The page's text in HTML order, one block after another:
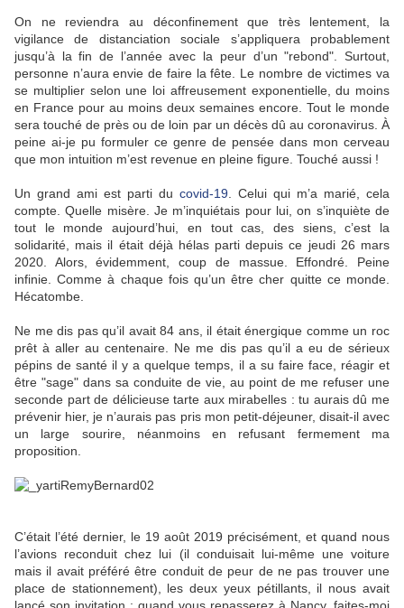
On ne reviendra au déconfinement que très lentement, la
vigilance de distanciation sociale s’appliquera probablement
jusqu’à la fin de l’année avec la peur d’un "rebond". Surtout,
personne n’aura envie de faire la fête. Le nombre de victimes va
se multiplier selon une loi affreusement exponentielle, du moins
en France pour au moins deux semaines encore. Tout le monde
sera touché de près ou de loin par un décès dû au coronavirus. À
peine ai-je pu formuler ce genre de pensée dans mon cerveau
que mon intuition m’est revenue en pleine figure. Touché aussi !
Un grand ami est parti du covid-19 . Celui qui m’a marié, cela
compte. Quelle misère. Je m’inquiétais pour lui, on s’inquiète de
tout le monde aujourd’hui, en tout cas, des siens, c’est la
solidarité, mais il était déjà hélas parti depuis ce jeudi 26 mars
2020. Alors, évidemment, coup de massue. Effondré. Peine
infinie. Comme à chaque fois qu’un être cher quitte ce monde.
Hécatombe.
Ne me dis pas qu’il avait 84 ans, il était énergique comme un roc
prêt à aller au centenaire. Ne me dis pas qu’il a eu de sérieux
pépins de santé il y a quelque temps, il a su faire face, réagir et
être "sage" dans sa conduite de vie, au point de me refuser une
seconde part de délicieuse tarte aux mirabelles : tu aurais dû me
prévenir hier, je n’aurais pas pris mon petit-déjeuner, disait-il avec
un large sourire, néanmoins en refusant fermement ma
proposition.
C’était l’été dernier, le 19 août 2019 précisément, et quand nous
l’avions reconduit chez lui (il conduisait lui-même une voiture
mais il avait préféré être conduit de peur de ne pas trouver une
place de stationnement), les deux yeux pétillants, il nous avait